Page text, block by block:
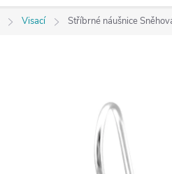
Visací Stříbrné náušnice